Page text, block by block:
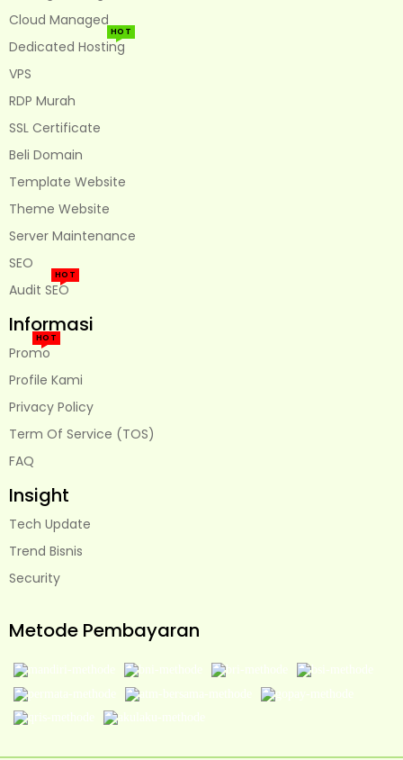
Cloud Managed
Dedicated Hosting
HOT
VPS
RDP Murah
SSL Certificate
Beli Domain
Template Website
Theme Website
Server Maintenance
SEO
Audit SEO
HOT
Informasi
Promo
HOT
Profile Kami
Privacy Policy
Term Of Service (TOS)
FAQ
Insight
Tech Update
Trend Bisnis
Security
Metode Pembayaran